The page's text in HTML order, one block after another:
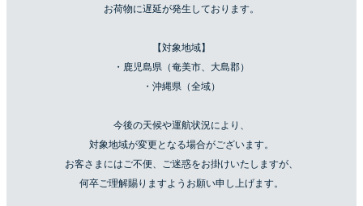
お荷物に遅延が発生しております。
【対象地域】
・鹿児島県（奄美市、大島郡）
・沖縄県（全域）
今後の天候や運航状況により、
対象地域が変更となる場合がございます。
お客さまにはご不便、ご迷惑をお掛けいたしますが、
何卒ご理解賜りますようお願い申し上げます。